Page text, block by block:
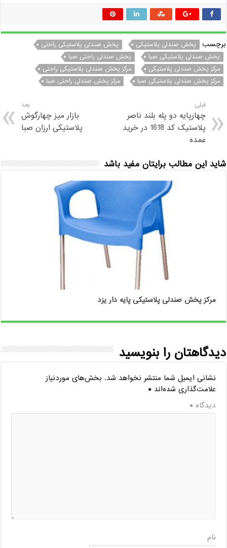
برچسب پخش صندلی پلاستیکی
پخش صندلی پلاستیکی راحتی
پخش صندلی پلاستیکی صبا
پخش صندلی راحتی صبا
مرکز پخش صندلی پلاستیکی
مرکز پخش صندلی پلاستیکی راحتی
مرکز پخش صندلی پلاستیکی صبا
مرکز پخش صندلی راحتی صبا
قبلی
چهارپایه دو پله بلند ناصر
پلاستیک کد 1618 در خرید
عمده
بعد
بازار میز چهارگوش
پلاستیکی ارزان صبا
شاید این مطالب برایتان مفید باشد
مرکز پخش صندلی پلاستیکی پایه دار یزد
دیدگاهتان را بنویسید
نشانی ایمیل شما منتشر نخواهد شد. بخش‌های موردنیاز
علامت‌گذاری شده‌اند*
دیدگاه*
نام